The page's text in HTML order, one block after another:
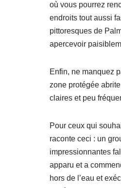
où vous pourrez
endroits tout aussi
pittoresques de
apercevoir
Enfin, ne manquez
zone protégée
claires et peu
Pour ceux qui
raconte ceci : un
impressionnantes
apparu et a
hors de l’eau et